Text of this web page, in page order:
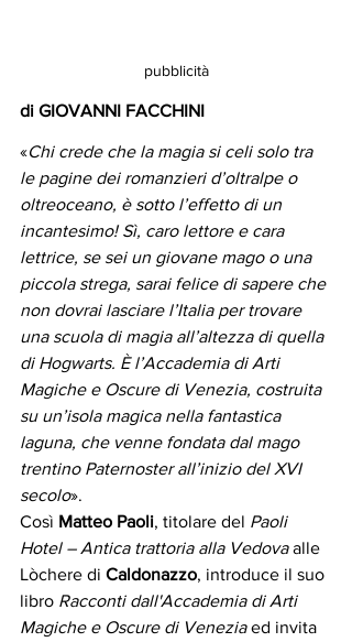
pubblicità
di GIOVANNI FACCHINI
«Chi crede che la magia si celi solo tra
le pagine dei romanzieri d’oltralpe o
oltreoceano, è sotto l’effetto di un
incantesimo! Sì, caro lettore e cara
lettrice, se sei un giovane mago o una
piccola strega, sarai felice di sapere che
non dovrai lasciare l’Italia per trovare
una scuola di magia all’altezza di quella
di Hogwarts. È l’Accademia di Arti
Magiche e Oscure di Venezia, costruita
su un’isola magica nella fantastica
laguna, che venne fondata dal mago
trentino Paternoster all’inizio del XVI
secolo».
Così Matteo Paoli, titolare del Paoli
Hotel – Antica trattoria alla Vedova alle
Lòchere di Caldonazzo, introduce il suo
libro Racconti dall'Accademia di Arti
Magiche e Oscure di Venezia ed invita